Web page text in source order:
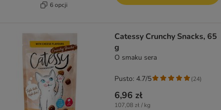
6 opcji
Catessy Crunchy Snacks, 65
g
O smaku sera
6,96 zł
107,08 zł / kg
Pusto: 4.7/5 (24)